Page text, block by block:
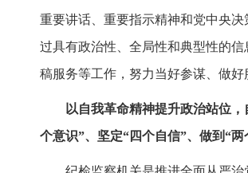
重要讲话、重要指示精神和党中央决
过具有政治性、全局性和典型性的信
稿服务等工作，努力当好参谋、做好
以自我革命精神提升政治站位，
个意识”、坚定“四个自信”、做到“两